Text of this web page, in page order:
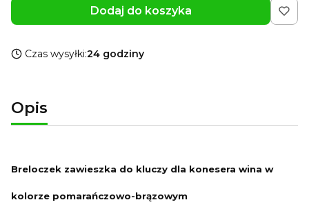
Dodaj do koszyka
Czas wysyłki:24 godziny
Opis
Breloczek zawieszka do kluczy dla konesera wina w
kolorze pomarańczowo-brązowym